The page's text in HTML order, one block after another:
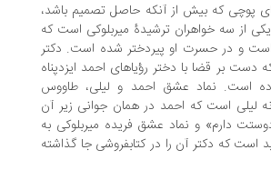
که بیش از آنکه حاصل تصمیم باشد،
خواهران ترشیدۀ میربلوکی است که
در حسرت او پیردختر شده است. دکتر
با دختر رؤیاهای احمد ایزدپناه
نماد عشق احمد و لیلی، طاووس
است که احمد در همان جوانی زیر آن
و نماد عشق فریده میربلوکی به
دکتر آن را در کتابفروشی جا گذاشته